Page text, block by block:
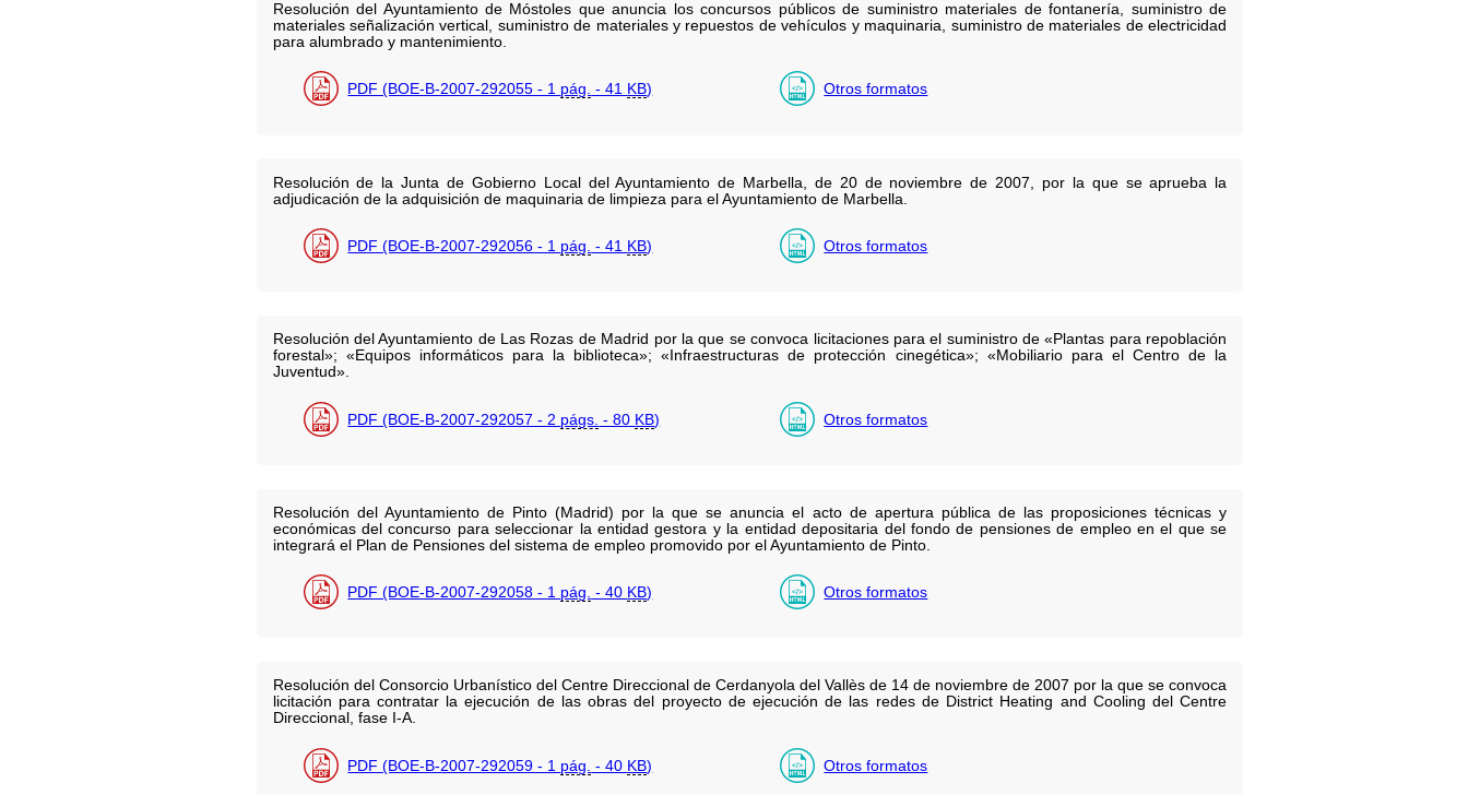
Resolución del Ayuntamiento de Móstoles que anuncia los concursos públicos de suministro materiales de fontanería, suministro de
materiales señalización vertical, suministro de materiales y repuestos de vehículos y maquinaria, suministro de materiales de electricidad
para alumbrado y mantenimiento.
PDF (BOE-B-2007-292055 - 1 pág. - 41 KB) Otros formatos
Resolución de la Junta de Gobierno Local del Ayuntamiento de Marbella, de 20 de noviembre de 2007, por la que se aprueba la
adjudicación de la adquisición de maquinaria de limpieza para el Ayuntamiento de Marbella.
PDF (BOE-B-2007-292056 - 1 pág. - 41 KB) Otros formatos
Resolución del Ayuntamiento de Las Rozas de Madrid por la que se convoca licitaciones para el suministro de «Plantas para repoblación
forestal»; «Equipos informáticos para la biblioteca»; «Infraestructuras de protección cinegética»; «Mobiliario para el Centro de la
Juventud».
PDF (BOE-B-2007-292057 - 2 págs. - 80 KB) Otros formatos
Resolución del Ayuntamiento de Pinto (Madrid) por la que se anuncia el acto de apertura pública de las proposiciones técnicas y
económicas del concurso para seleccionar la entidad gestora y la entidad depositaria del fondo de pensiones de empleo en el que se
integrará el Plan de Pensiones del sistema de empleo promovido por el Ayuntamiento de Pinto.
PDF (BOE-B-2007-292058 - 1 pág. - 40 KB) Otros formatos
Resolución del Consorcio Urbanístico del Centre Direccional de Cerdanyola del Vallès de 14 de noviembre de 2007 por la que se convoca
licitación para contratar la ejecución de las obras del proyecto de ejecución de las redes de District Heating and Cooling del Centre
Direccional, fase I-A.
PDF (BOE-B-2007-292059 - 1 pág. - 40 KB) Otros formatos